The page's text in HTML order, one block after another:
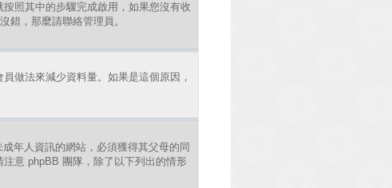
照其中的步驟完成啟用，如果您沒有收
錯，那麼請聯絡管理員。
做法來減少資料量。如果是這個原因，
年人資訊的網站，必須獲得其父母的同
意 phpBB 團隊，除了以下列出的情形